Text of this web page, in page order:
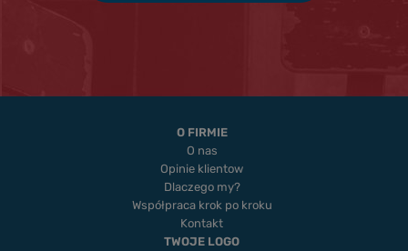
O FIRMIE
O nas
Opinie klientow
Dlaczego my?
Współpraca krok po kroku
Kontakt
TWOJE LOGO